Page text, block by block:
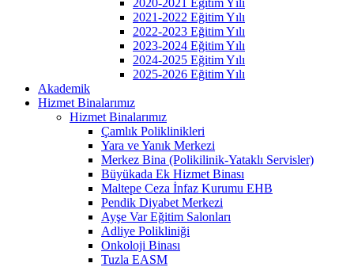
2021-2022 Eğitim Yılı
2022-2023 Eğitim Yılı
2023-2024 Eğitim Yılı
2024-2025 Eğitim Yılı
2025-2026 Eğitim Yılı
Akademik
Hizmet Binalarımız
Hizmet Binalarımız
Çamlık Poliklinikleri
Yara ve Yanık Merkezi
Merkez Bina (Polikilinik-Yataklı Servisler)
Büyükada Ek Hizmet Binası
Maltepe Ceza İnfaz Kurumu EHB
Pendik Diyabet Merkezi
Ayşe Var Eğitim Salonları
Adliye Polikliniği
Onkoloji Binası
Tuzla EASM